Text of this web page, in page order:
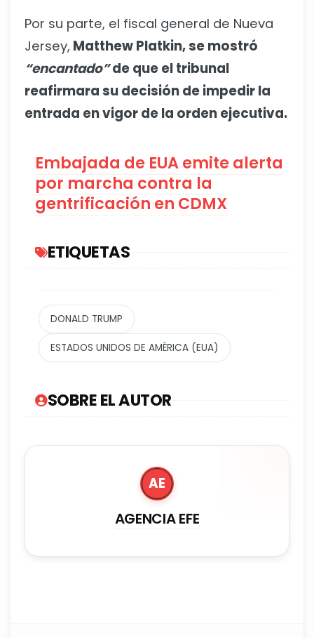
Por su parte, el fiscal general de Nueva
Jersey, Matthew Platkin, se mostró
“encantado”de que el tribunal
reafirmara su decisión de impedir la
entrada en vigor de la orden ejecutiva.
Embajada de EUA emite alerta
por marcha contra la
gentrificación en CDMX
ETIQUETAS
DONALD TRUMP
ESTADOS UNIDOS DE AMÉRICA (EUA)
SOBRE EL AUTOR
AE
AGENCIA EFE